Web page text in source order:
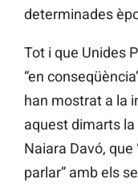
determinades
Tot i que Unides
“en
han mostrat a la
aquest dimarts
Naiara Davó, que
parlar” amb els